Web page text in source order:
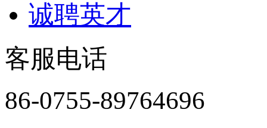
诚聘英才
客服电话
86-0755-89764696